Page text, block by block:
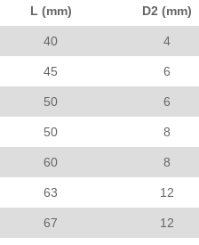
L (mm) D2 (mm)
40 4
45 6
50 6
50 8
60 8
63 12
67 12